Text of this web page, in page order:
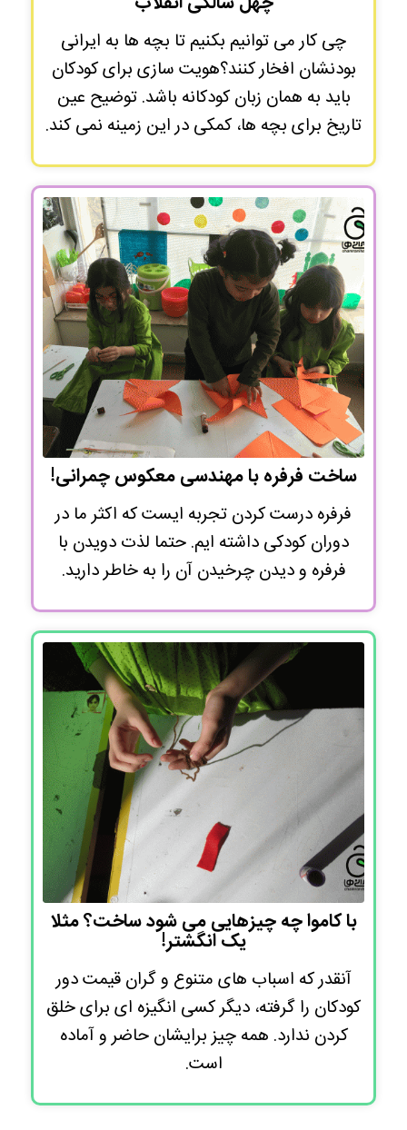
چی کار می توانیم بکنیم تا بچه ها به ایرانی
بودنشان افخار کنند؟هویت سازی برای کودکان
باید به همان زبان کودکانه باشد. توضیح عین
تاریخ برای بچه ها، کمکی در این زمینه نمی کند.
ساخت فرفره با مهندسی معکوس چمرانی!
فرفره درست کردن تجربه ایست که اکثر ما در
دوران کودکی داشته ایم. حتما لذت دویدن با
فرفره و دیدن چرخیدن آن را به خاطر دارید.
با کاموا چه چیزهایی می شود ساخت؟ مثلا
یک انگشتر!
آنقدر که اسباب های متنوع و گران قیمت دور
کودکان را گرفته، دیگر کسی انگیزه ای برای خلق
کردن ندارد. همه چیز برایشان حاضر و آماده
است.